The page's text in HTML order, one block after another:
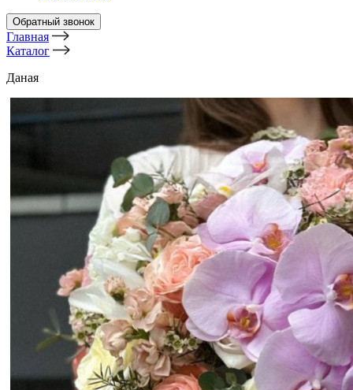
Обратный звонок
Главная
Каталог
Даная